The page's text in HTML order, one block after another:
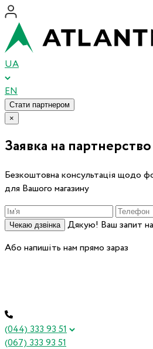
UA
EN
Стати партнером
×
Заявка на партнерство
Безкоштовна консультація щодо
для Вашого магазину
Чекаю дзвінка
Дякую! Ваш запит
Або напишіть нам прямо зараз
(044) 333 93 51
(067) 333 93 51